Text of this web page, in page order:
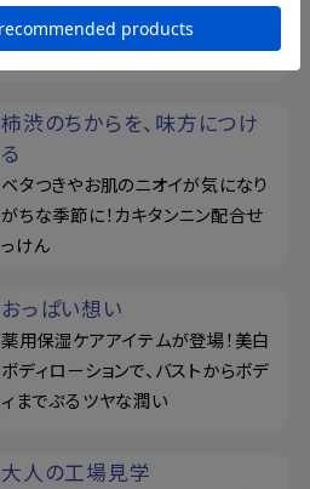
になる。新規会員登録で500ポイン
トプレゼント
柿渋のちからを、味方につけ
る
ベタつきやお肌のニオイが気になり
がちな季節に！カキタンニン配合せ
っけん
おっぱい想い
薬用保湿ケアアイテムが登場！美白
ボディローションで、バストからボデ
ィまでぷるツヤな潤い
大人の工場見学